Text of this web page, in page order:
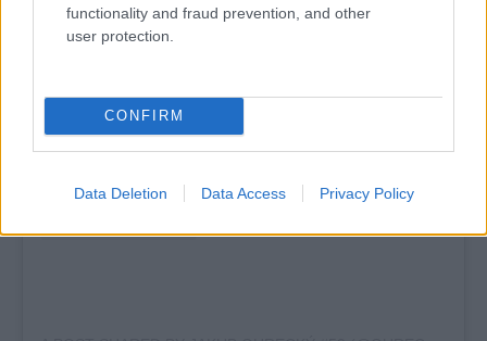
functionality and fraud prevention, and other
user protection.
CONFIRM
Data Deletion Data Access Privacy Policy
View this post on Instagram